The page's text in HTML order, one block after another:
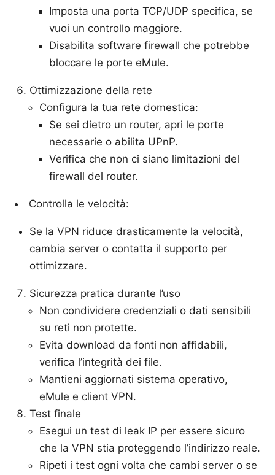
Imposta una porta TCP/UDP specifica, se
vuoi un controllo maggiore.
Disabilita software firewall che potrebbe
bloccare le porte eMule.
Ottimizzazione della rete
Configura la tua rete domestica:
Se sei dietro un router, apri le porte
necessarie o abilita UPnP.
Verifica che non ci siano limitazioni del
firewall del router.
Controlla le velocità:
Se la VPN riduce drasticamente la velocità,
cambia server o contatta il supporto per
ottimizzare.
Sicurezza pratica durante l’uso
Non condividere credenziali o dati sensibili
su reti non protette.
Evita download da fonti non affidabili,
verifica l’integrità dei file.
Mantieni aggiornati sistema operativo,
eMule e client VPN.
Test finale
Esegui un test di leak IP per essere sicuro
che la VPN stia proteggendo l’indirizzo reale.
Ripeti i test ogni volta che cambi server o se